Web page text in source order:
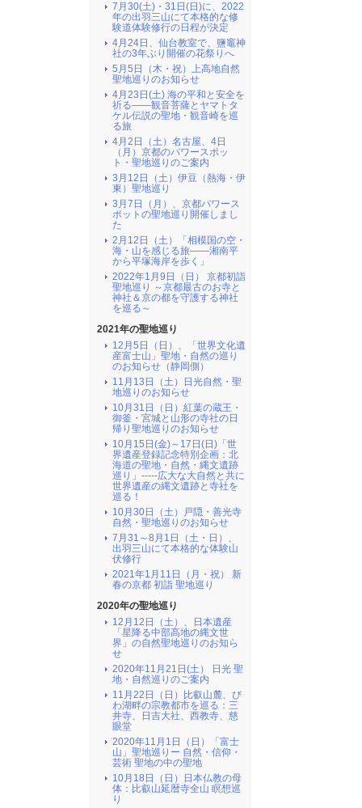
7月30(土)・31日(日)に、2022
年の出羽三山にて本格的な修
験道体験修行の日程が決定
4月24日、仙台教室で、鹽竈神
社の3年ぶり開催の花祭りへ
5月5日（木・祝）上高地自然
聖地巡りのお知らせ
4月23日(土) 海の平和と安全を
祈る――観音菩薩とヤマトタ
ケル伝説の聖地・観音崎を巡
る旅
4月2日（土）名古屋、4日
（月）京都のパワースポッ
ト・聖地巡りのご案内
3月12日（土）伊豆（熱海・伊
東）聖地巡り
3月7日（月）、京都パワース
ポットの聖地巡り開催しまし
た
2月12日（土）「相模国の空・
海・山を感じる旅――湘南平
から平塚海岸を歩く」
2022年1月9日（日） 京都初詣
聖地巡り ～京都最古のお寺と
神社＆京の都を守護する神社
を巡る～
2021年の聖地巡り
12月5日（日）、「世界文化遺
産富士山」聖地・自然の巡り
のお知らせ（静岡側）
11月13日（土）日光自然・聖
地巡りのお知らせ
10月31日（日）紅葉の蔵王・
御釜・宮城と山形の寺社の日
帰り聖地巡りのお知らせ
10月15日(金)～17日(日)「世
界遺産登録記念特別企画：北
海道の聖地・自然・縄文遺跡
巡り」-----広大な大自然と共に
世界遺産の縄文遺跡と寺社を
巡る！
10月30日（土）戸隠・善光寺
自然・聖地巡りのお知らせ
7月31～8月1日（土・日）、
出羽三山にて本格的な体験山
伏修行
2021年1月11日（月・祝） 新
春の京都 初詣 聖地巡り
2020年の聖地巡り
12月12日（土）、日本遺産
「星降る中部高地の縄文世
界」の自然聖地巡りのお知ら
せ
2020年11月21日(土） 日光 聖
地・自然巡りのご案内
11月22日（日）比叡山麓、び
わ湖畔の宗教都市を巡る：三
井寺、日吉大社、西教寺、慈
眼堂
2020年11月1日（日）「富士
山」聖地巡りー 自然・信仰・
芸術 聖地の中の聖地
10月18日（日）日本仏教の母
体：比叡山延暦寺全山 瞑想巡
り